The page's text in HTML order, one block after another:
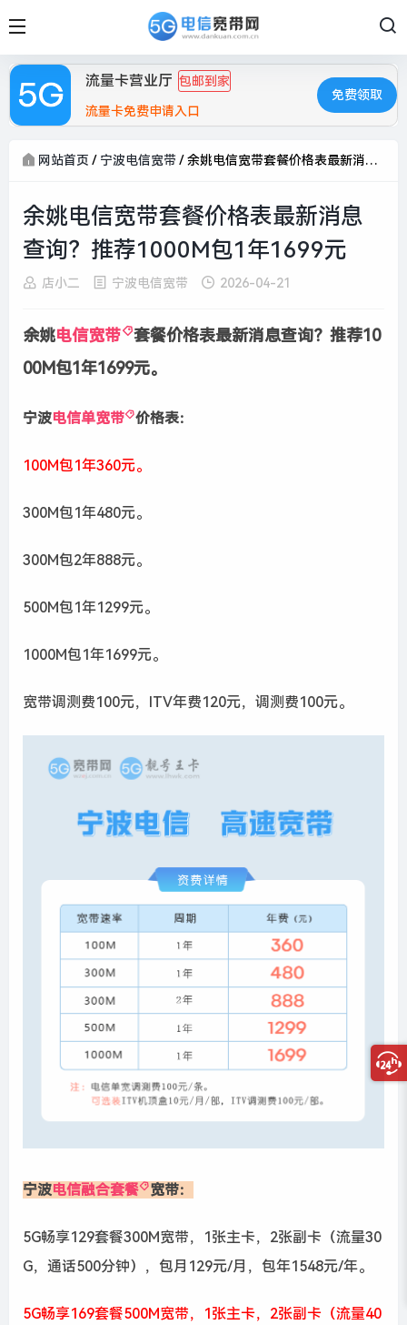
流量卡营业厅 包邮到家
流量卡免费申请入口
免费领取
网站首页 / 宁波电信宽带/余姚电信宽带套餐价格表最新消息查询？推荐1000M包1年1699元
余姚电信宽带套餐价格表最新消息
查询？推荐1000M包1年1699元
店小二 宁波电信宽带 2026-04-21
余姚电信宽带
套餐价格表最新消息查询？推荐10
00M包1年1699元。
宁波电信单宽带 价格表：
100M包1年360元。
300M包1年480元。
300M包2年888元。
500M包1年1299元。
1000M包1年1699元。
宽带调测费100元，ITV年费120元，调测费100元。
宁波电信融合套餐 宽带：
5G畅享129套餐300M宽带，1张主卡，2张副卡（流量30
G，通话500分钟），包月129元/月，包年1548元/年。
5G畅享169套餐500M宽带，1张主卡，2张副卡（流量40